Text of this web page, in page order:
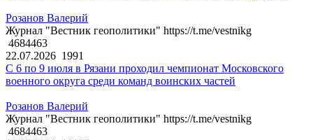
Розанов Валерий
Журнал "Вестник геополитики" https://t.me/vestnikg
4684463
22.07.2026 1991
С 6 по 9 июля в Рязани проходил чемпионат Московского
военного округа среди команд воинских частей
Розанов Валерий
Журнал "Вестник геополитики" https://t.me/vestnikg
4684463